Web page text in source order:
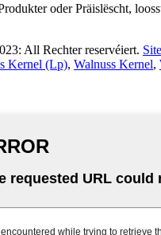
oder Präislëscht,
All Rechter reservéiert.
Kernel (Lp), Walnuss Kernel,